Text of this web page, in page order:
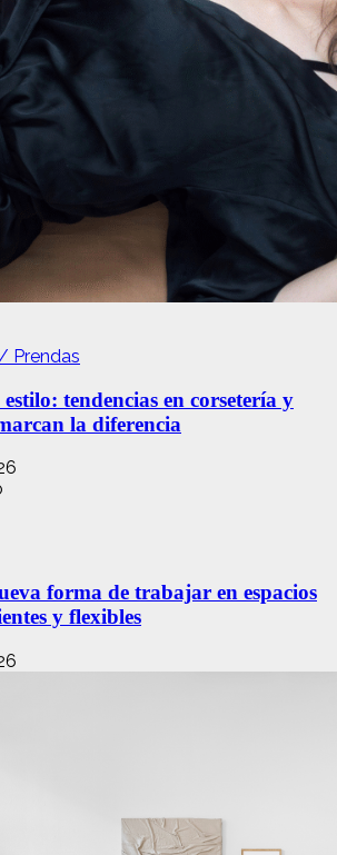
Prendas
tendencias en corsetería y
la diferencia
forma de trabajar en espacios
y flexibles